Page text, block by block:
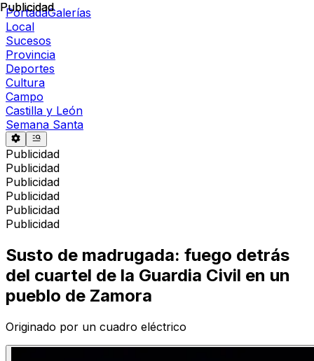
PortadaGalerías
Local
Sucesos
Provincia
Deportes
Cultura
Campo
Castilla y León
Semana Santa
Publicidad
Publicidad
Publicidad
Publicidad
Publicidad
Publicidad
Publicidad
Susto de madrugada: fuego detrás
del cuartel de la Guardia Civil en un
pueblo de Zamora
Originado por un cuadro eléctrico
Publicidad